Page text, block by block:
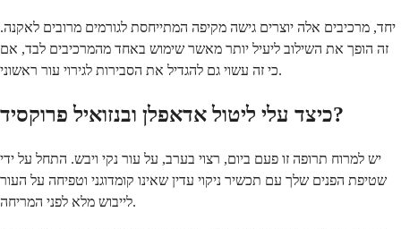
יחד, מרכיבים אלה יוצרים גישה מקיפה המתייחסת לגורמים מרובים לאקנה.
זה הופך את השילוב ליעיל יותר מאשר שימוש באחד מהמרכיבים לבד, אם
כי זה עשוי גם להגדיל את הסבירות לגירוי עור ראשוני.
כיצד עלי ליטול אדאפלן ובנזואיל פרוקסיד?
יש למרוח תרופה זו פעם ביום, רצוי בערב, על עור נקי ויבש. התחל על ידי
שטיפת הפנים שלך עם תכשיר ניקוי עדין שאינו קומדוגני וטפיחה על העור
לייבוש מלא לפני המריחה.